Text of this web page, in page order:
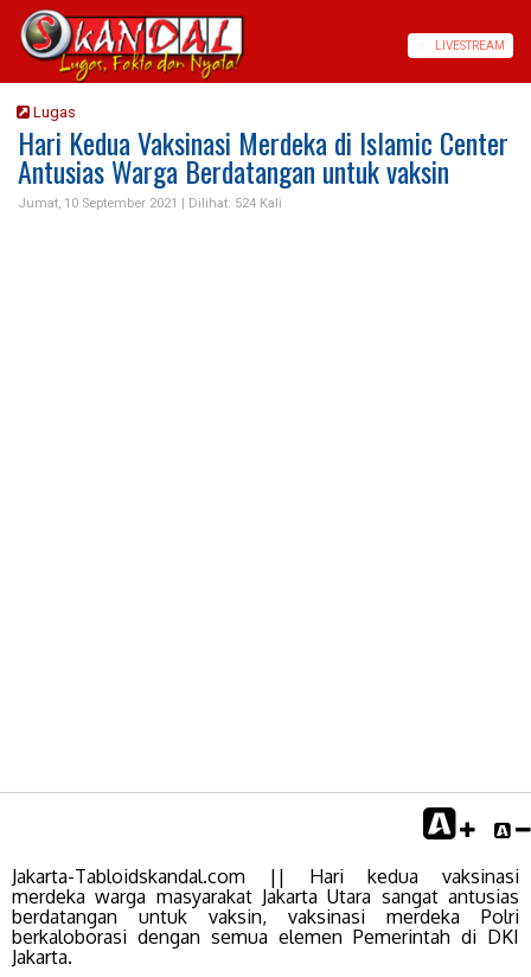
LIVESTREAM
Lugas
Hari Kedua Vaksinasi Merdeka di Islamic Center
Antusias Warga Berdatangan untuk vaksin
Jumat, 10 September 2021 | Dilihat: 524 Kali
Jakarta-Tabloidskandal.com || Hari kedua vaksinasi
merdeka warga masyarakat Jakarta Utara sangat antusias
berdatangan untuk vaksin, vaksinasi merdeka Polri
berkaloborasi dengan semua elemen Pemerintah di DKI
Jakarta.